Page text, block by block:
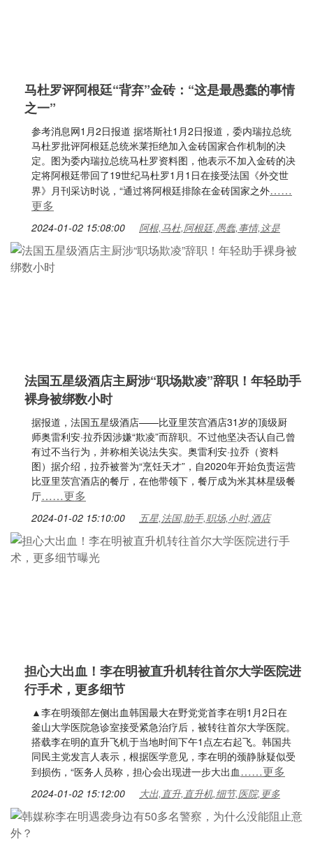
马杜罗评阿根廷“背弃”金砖：“这是最愚蠢的事情
之一”
参考消息网1月2日报道 据塔斯社1月2日报道，委内瑞拉总统
马杜罗批评阿根廷总统米莱拒绝加入金砖国家合作机制的决
定。图为委内瑞拉总统马杜罗资料图，他表示不加入金砖的决
定将阿根廷带回了19世纪马杜罗1月1日在接受法国《外交世
界》月刊采访时说，“通过将阿根廷排除在金砖国家之外……
更多
2024-01-02 15:08:00 阿根,马杜,阿根廷,愚蠢,事情,这是
法国五星级酒店主厨涉“职场欺凌”辞职！年轻助手
裸身被绑数小时
据报道，法国五星级酒店——比亚里茨宫酒店31岁的顶级厨
师奥雷利安·拉乔因涉嫌“欺凌”而辞职。不过他坚决否认自己曾
有过不当行为，并称相关说法失实。奥雷利安·拉乔（资料
图）据介绍，拉乔被誉为“烹饪天才”，自2020年开始负责运营
比亚里茨宫酒店的餐厅，在他带领下，餐厅成为米其林星级餐
厅……更多
2024-01-02 15:10:00 五星,法国,助手,职场,小时,酒店
担心大出血！李在明被直升机转往首尔大学医院进
行手术，更多细节
▲李在明颈部左侧出血韩国最大在野党党首李在明1月2日在
釜山大学医院急诊室接受紧急治疗后，被转往首尔大学医院。
搭载李在明的直升飞机于当地时间下午1点左右起飞。韩国共
同民主党发言人表示，根据医学意见，李在明的颈静脉疑似受
到损伤，“医务人员称，担心会出现进一步大出血……更多
2024-01-02 15:12:00 大出,直升,直升机,细节,医院,更多